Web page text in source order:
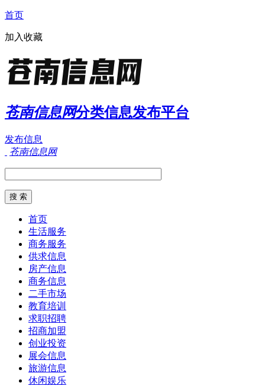
首页
加入收藏
苍南信息网分类信息发布平台
发布信息
苍南信息网
首页
生活服务
商务服务
供求信息
房产信息
商务信息
二手市场
教育培训
求职招聘
招商加盟
创业投资
展会信息
旅游信息
休闲娱乐